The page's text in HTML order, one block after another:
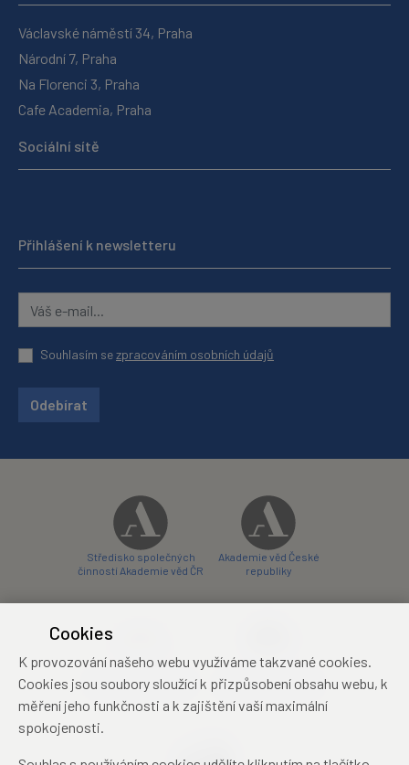
Václavské náměstí 34, Praha
Národní 7, Praha
Na Florenci 3, Praha
Cafe Academia, Praha
Sociální sítě
Přihlášení k newsletteru
Souhlasím sezpracováním osobních údajů
Odebírat
Středisko společných
činností Akademie věd ČR
Akademie věd České
republiky
konferenční centrum
Zámecký hotel Třešť
konferenční centrum
Cookies
K provozování našeho webu využíváme takzvané cookies.
Cookies jsou soubory sloužící k přizpůsobení obsahu webu, k
měření jeho funkčnosti a k zajištění vaší maximální
spokojenosti.